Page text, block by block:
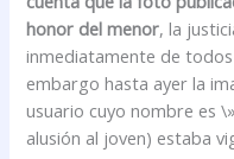
honor del menor, la
inmediatamente de
embargo hasta ayer la
usuario cuyo nombre es
alusión al joven) estaba